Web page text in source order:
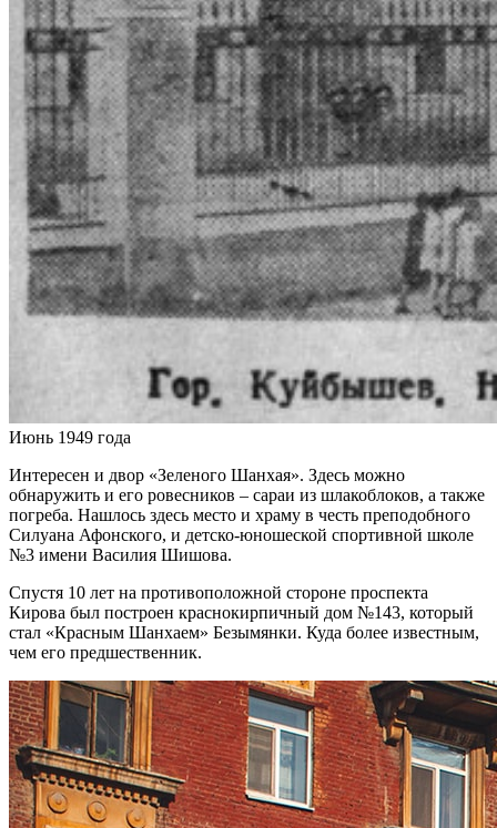
Июнь 1949 года
Интересен и двор «Зеленого Шанхая». Здесь можно
обнаружить и его ровесников – сараи из шлакоблоков, а также
погреба. Нашлось здесь место и храму в честь преподобного
Силуана Афонского, и детско-юношеской спортивной школе
№3 имени Василия Шишова.
Спустя 10 лет на противоположной стороне проспекта
Кирова был построен краснокирпичный дом №143, который
стал «Красным Шанхаем» Безымянки. Куда более известным,
чем его предшественник.